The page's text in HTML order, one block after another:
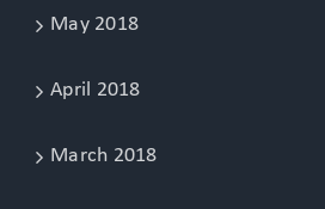
May 2018
April 2018
March 2018